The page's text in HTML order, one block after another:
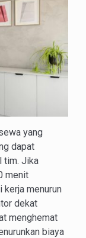
yang
dapat
tim. Jika
menit
kerja menurun
dekat
menghemat
biaya